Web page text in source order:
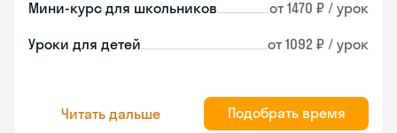
Мини-курс для школьников от 1470 ₽ / урок
Уроки для детей от 1092 ₽ / урок
Читать дальше Подобрать время